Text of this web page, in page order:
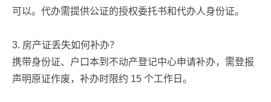
可以。代办需提供公证的授权委托书和代办人身份证。
3. 房产证丢失如何补办？
携带身份证、户口本到不动产登记中心申请补办，需登报
声明原证作废，补办时限约 15 个工作日。